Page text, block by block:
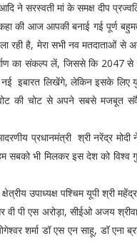
आदि ने सरस्वती मां के समक्ष दीप
की आज आपकी बनाई गई पूर्ण
रही है, मेरा सभी नव मतदाताओं से
का संकल्प लें, जिससे कि 2047
नई इबारत लिखेंगे, लेकिन इसके
की चोट से अपने सबसे मजबूत
प्रधानमंत्री श्री नरेंद्र मोदी
भी मिलकर इस देश को विश्व
उपाध्यक्ष पश्चिम यूपी श्री
पी एस अरोड़ा, सीईओ अजय
शर्मा डॉ एस एन साहू, डॉ एना